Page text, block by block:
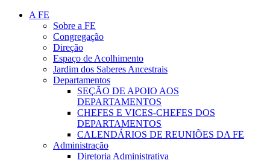
A FE
Sobre a FE
Congregação
Direção
Espaço de Acolhimento
Jardim dos Saberes Ancestrais
Departamentos
SEÇÃO DE APOIO AOS
DEPARTAMENTOS
CHEFES E VICES-CHEFES DOS
DEPARTAMENTOS
CALENDÁRIOS DE REUNIÕES DA FE
Administração
Diretoria Administrativa